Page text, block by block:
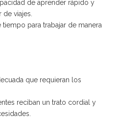
de aprender rápido y
viajes.
para trabajar de manera
que requieran los
reciban un trato cordial y